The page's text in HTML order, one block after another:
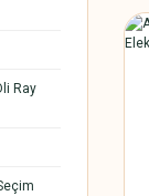
Ray